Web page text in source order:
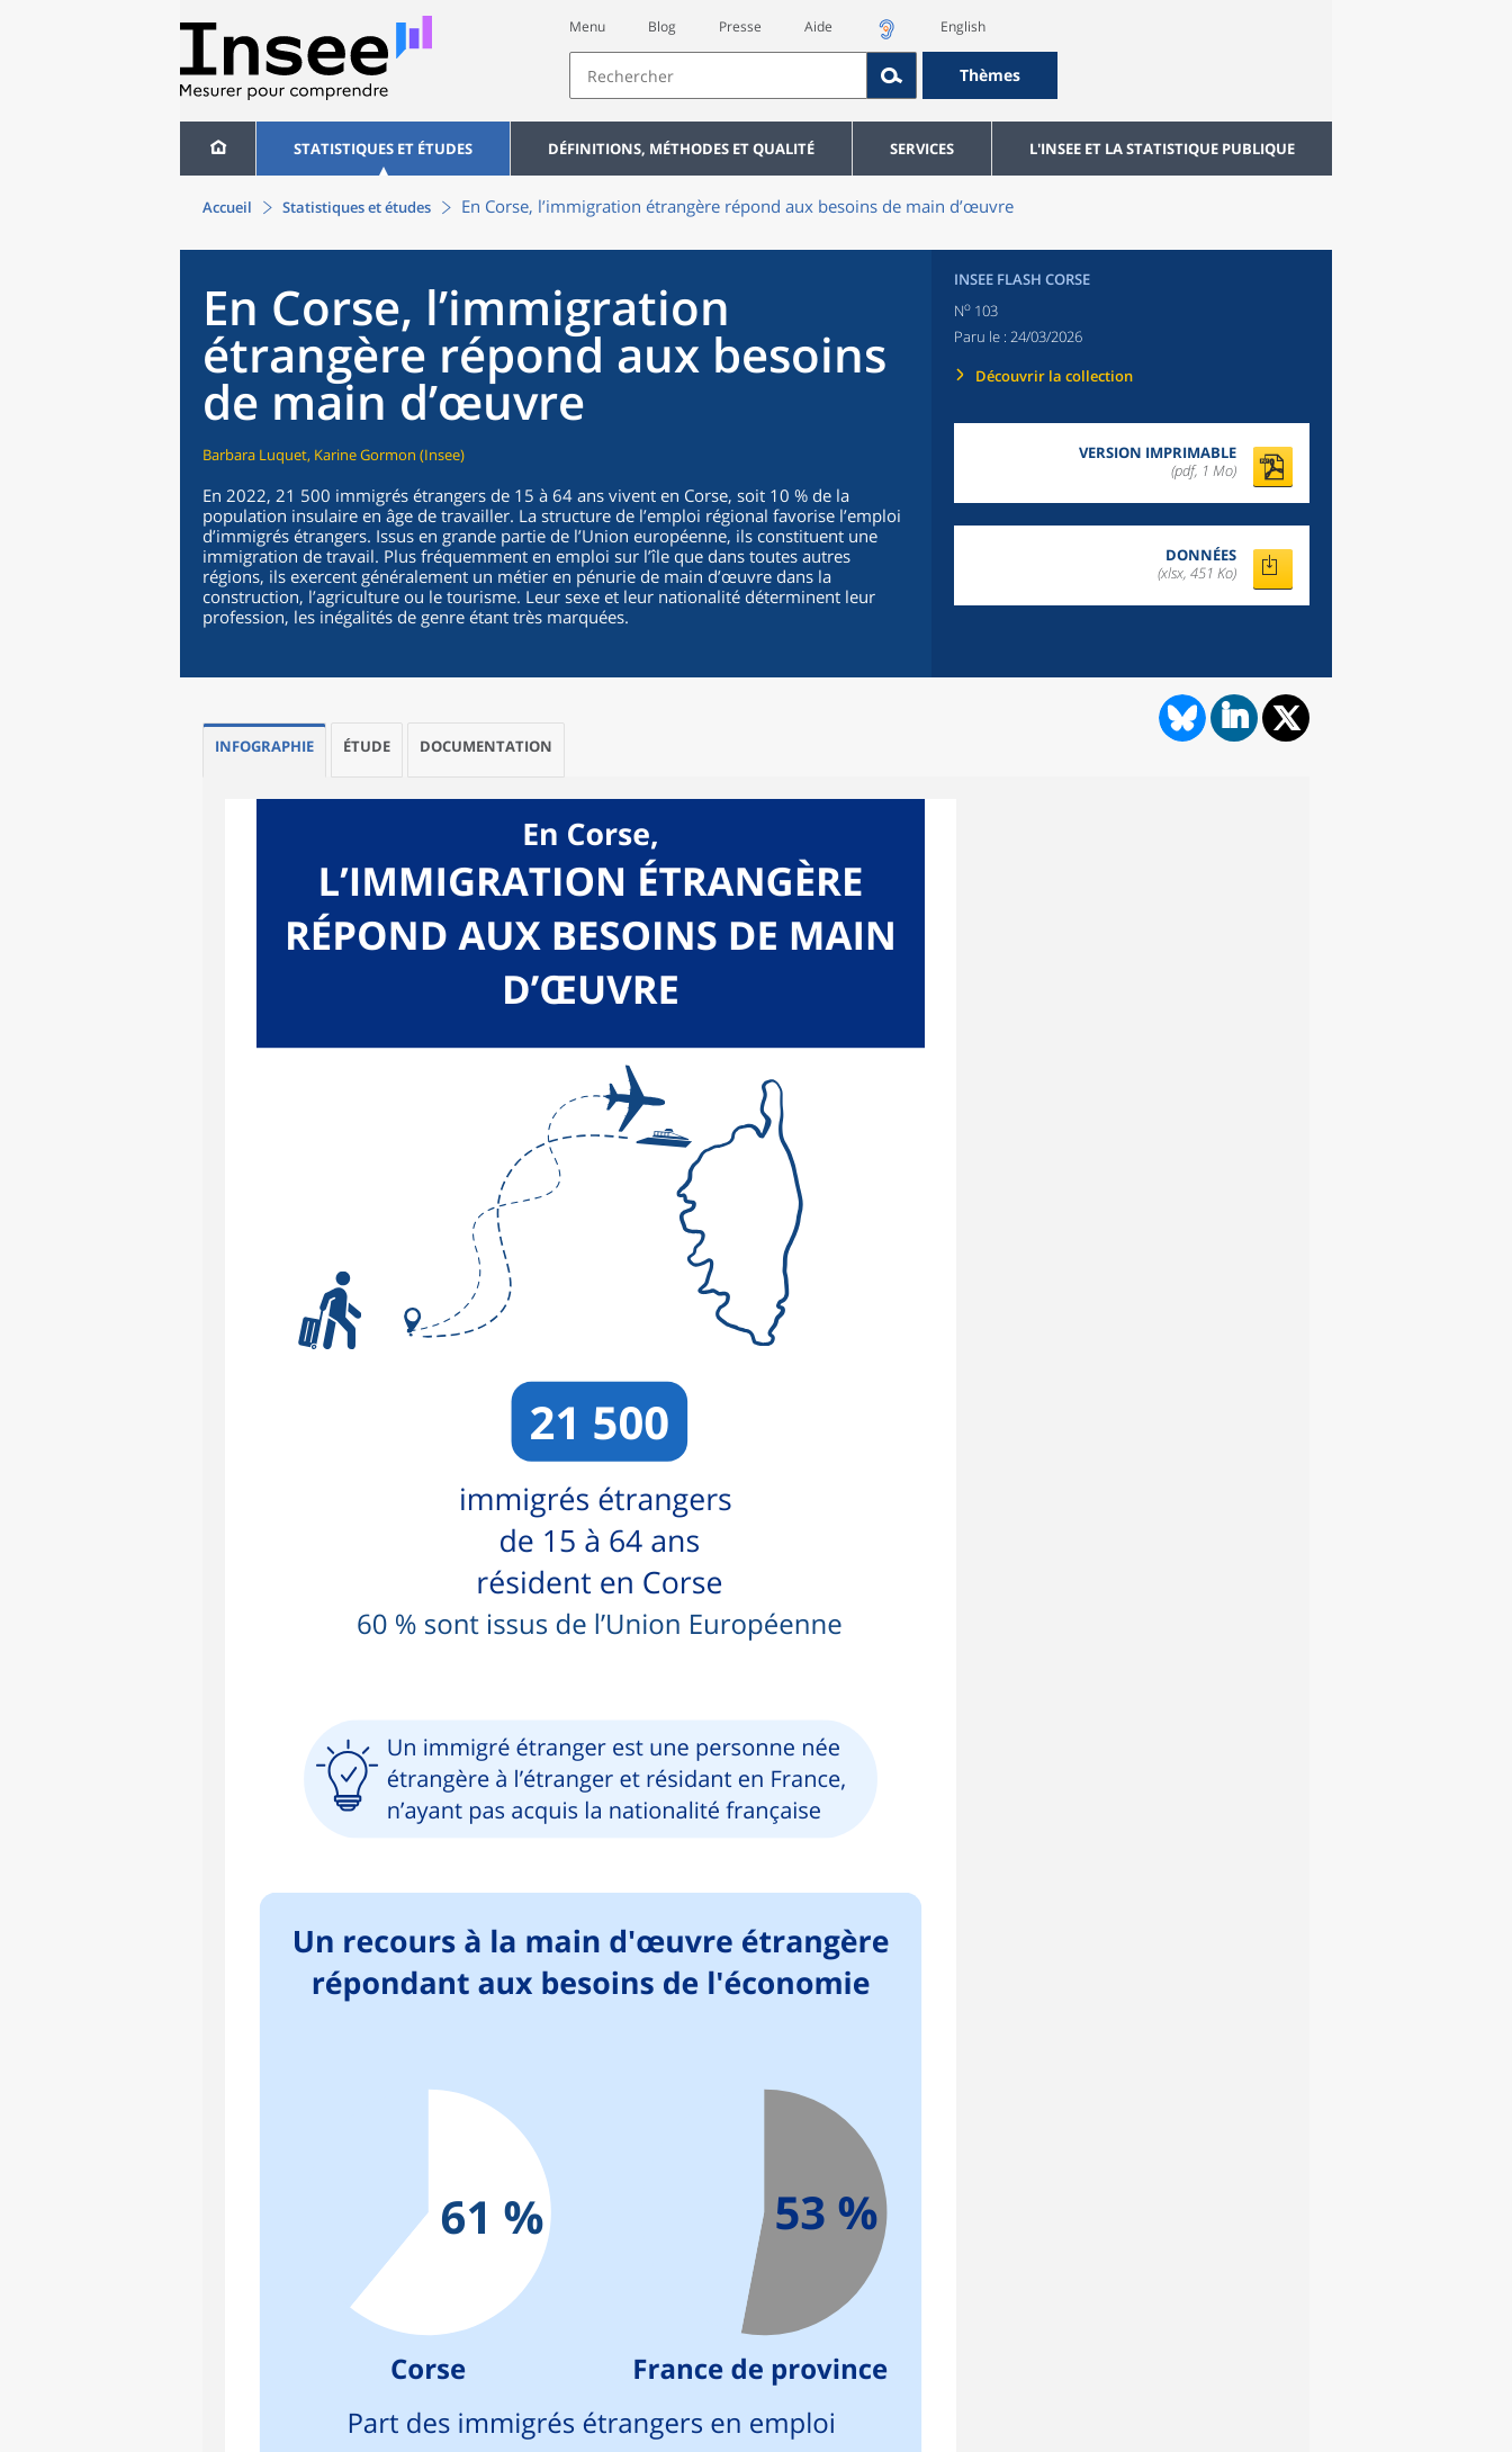
Menu Blog Presse Aide English
Thèmes
STATISTIQUES ET ÉTUDES DÉFINITIONS, MÉTHODES ET QUALITÉ SERVICES L'INSEE ET LA STATISTIQUE PUBLIQUE
Accueil Statistiques et études En Corse, l’immigration étrangère répond aux besoins de main d’œuvre
En Corse, l’immigration
étrangère répond aux besoins
de main d’œuvre
Barbara Luquet, Karine Gormon (Insee)
En 2022, 21 500 immigrés étrangers de 15 à 64 ans vivent en Corse, soit 10 % de la
population insulaire en âge de travailler. La structure de l’emploi régional favorise l’emploi
d’immigrés étrangers. Issus en grande partie de l’Union européenne, ils constituent une
immigration de travail. Plus fréquemment en emploi sur l’île que dans toutes autres
régions, ils exercent généralement un métier en pénurie de main d’œuvre dans la
construction, l’agriculture ou le tourisme. Leur sexe et leur nationalité déterminent leur
profession, les inégalités de genre étant très marquées.
INSEE FLASH CORSE
No 103
Paru le : 24/03/2026
Découvrir la collection
VERSION IMPRIMABLE
(pdf, 1 Mo)
DONNÉES
(xlsx, 451 Ko)
INFOGRAPHIE ÉTUDE DOCUMENTATION